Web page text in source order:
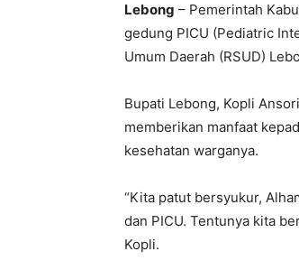
Lebong – Pemerintah
gedung PICU (Pediatric
Umum Daerah (RSUD)
Bupati Lebong, Kopli
memberikan manfaat
kesehatan warganya.
“Kita patut bersyukur,
dan PICU. Tentunya kita
Kopli.